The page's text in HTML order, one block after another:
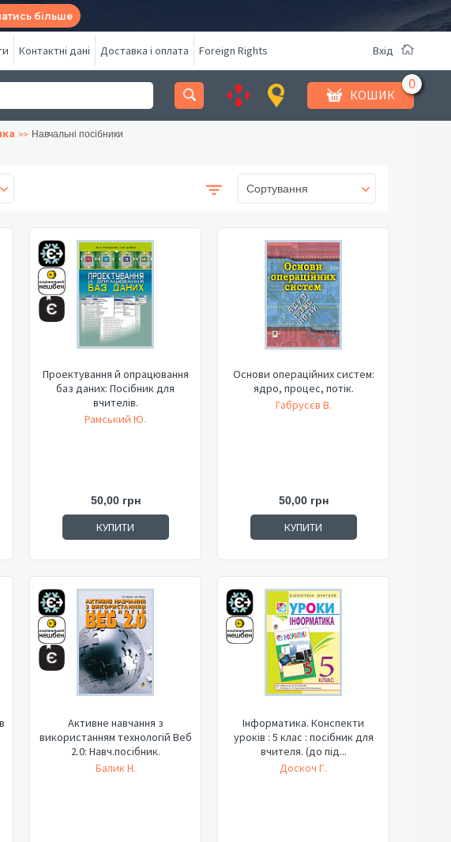
більше
Контактні дані Доставка і оплата Foreign Rights Вхід
КОШИК
Навчальні посібники
Сортування
Проектування й опрацювання
баз даних: Посібник для
вчителів.
Рамський Ю.
50,00 грн
КУПИТИ
Основи операційних систем:
ядро, процес, потік.
Габрусєв В.
50,00 грн
КУПИТИ
Активне навчання з
використанням технологій Веб
2.0: Навч.посібник.
Балик Н.
Інформатика. Конспекти
уроків : 5 клас : посібник для
вчителя. (до під...
Доскоч Г.